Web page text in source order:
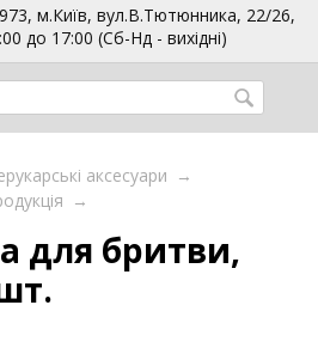
м.Київ, вул.В.Тютюнника, 22/26,
до 17:00 (Сб-Нд - вихідні)
аксесуари →
→
для бритви,